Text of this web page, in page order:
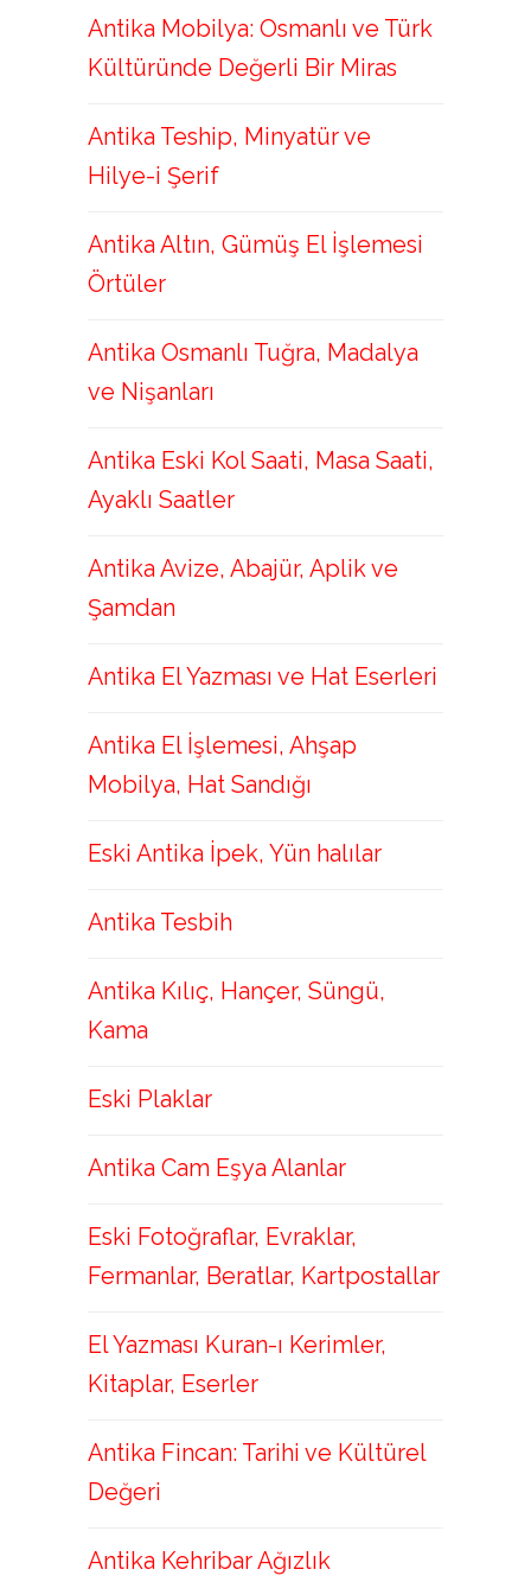
Antika Mobilya: Osmanlı ve Türk
Kültüründe Değerli Bir Miras
Antika Teship, Minyatür ve
Hilye-i Şerif
Antika Altın, Gümüş El İşlemesi
Örtüler
Antika Osmanlı Tuğra, Madalya
ve Nişanları
Antika Eski Kol Saati, Masa Saati,
Ayaklı Saatler
Antika Avize, Abajür, Aplik ve
Şamdan
Antika El Yazması ve Hat Eserleri
Antika El İşlemesi, Ahşap
Mobilya, Hat Sandığı
Eski Antika İpek, Yün halılar
Antika Tesbih
Antika Kılıç, Hançer, Süngü,
Kama
Eski Plaklar
Antika Cam Eşya Alanlar
Eski Fotoğraflar, Evraklar,
Fermanlar, Beratlar, Kartpostallar
El Yazması Kuran-ı Kerimler,
Kitaplar, Eserler
Antika Fincan: Tarihi ve Kültürel
Değeri
Antika Kehribar Ağızlık